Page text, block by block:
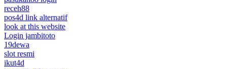
receh88
pos4d link alternatif
look at this website
Login jambitoto
19dewa
slot resmi
ikut4d